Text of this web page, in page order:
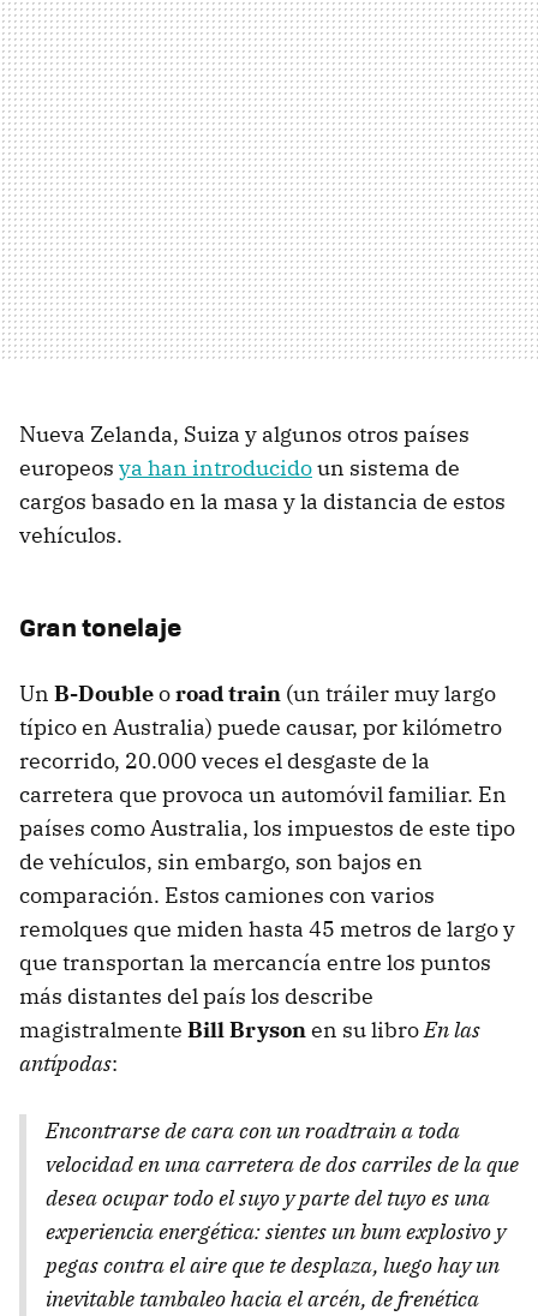
Nueva Zelanda, Suiza y algunos otros países
europeos ya han introducidoun sistema de
cargos basado en la masa y la distancia de estos
vehículos.
Gran tonelaje
Un B-Doubleoroad train (un tráiler muy largo
típico en Australia) puede causar, por kilómetro
recorrido, 20.000 veces el desgaste de la
carretera que provoca un automóvil familiar. En
países como Australia, los impuestos de este tipo
de vehículos, sin embargo, son bajos en
comparación. Estos camiones con varios
remolques que miden hasta 45 metros de largo y
que transportan la mercancía entre los puntos
más distantes del país los describe
magistralmente Bill Brysonen su libroEn las
antípodas:
Encontrarse de cara con un roadtrain a toda
velocidad en una carretera de dos carriles de la que
desea ocupar todo el suyo y parte del tuyo es una
experiencia energética: sientes un bum explosivo y
pegas contra el aire que te desplaza, luego hay un
inevitable tambaleo hacia el arcén, de frenética